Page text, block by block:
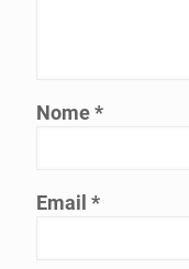
Nome*
Email *